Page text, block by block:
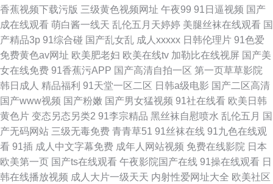
香蕉视频下载污版 三级黄色视频网址 午夜99 91日逼视频 国产
成在线观看 萌白酱一线天 乱伦五月天婷婷 美腿丝袜在线观看 国
产精品3p 91综合碰 国产乱女乱 成人xxxxx 日韩伦理片 91色爱
免费黄色av网址 欧美肥老妇 欧美在线tv 加勒比在线视屏 国产美
女在线免费 91香蕉污APP 国产高清自拍一区 第一页草草影院
韩日成人 精品福利 91天堂一区二区 日韩a级电影 国产二区高清
国产www视频 国产粉嫩 国产男女猛视频 91社在线看 欧美日韩
黄色片 变态另态另类2 91李宗精品 黑丝袜自慰喷水 乱伦五月 国
产无码网站 三级无毒免费 青青草51 91丝袜在线 91九色在线观
看 91插 成人中文字幕免费 成年人网站视频 免费在线影院 日本
欧美第一页 国产ts在线观看 午夜影院国产在线 91操在线观看 日
韩在线播放视频 成人大片一级天天 内射性爱网址大全 欧美社区